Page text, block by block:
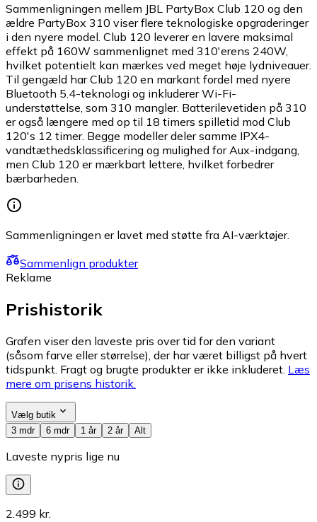
Sammenligningen mellem JBL PartyBox Club 120 og den
ældre PartyBox 310 viser flere teknologiske opgraderinger
i den nyere model. Club 120 leverer en lavere maksimal
effekt på 160W sammenlignet med 310'erens 240W,
hvilket potentielt kan mærkes ved meget høje lydniveauer.
Til gengæld har Club 120 en markant fordel med nyere
Bluetooth 5.4-teknologi og inkluderer Wi-Fi-
understøttelse, som 310 mangler. Batterilevetiden på 310
er også længere med op til 18 timers spilletid mod Club
120's 12 timer. Begge modeller deler samme IPX4-
vandtæthedsklassificering og mulighed for Aux-indgang,
men Club 120 er mærkbart lettere, hvilket forbedrer
bærbarheden.
Sammenligningen er lavet med støtte fra AI-værktøjer.
Sammenlign produkter
Reklame
Prishistorik
Grafen viser den laveste pris over tid for den variant
(såsom farve eller størrelse), der har været billigst på hvert
tidspunkt. Fragt og brugte produkter er ikke inkluderet. Læs
mere om prisens historik.
Vælg butik
3 mdr
6 mdr 1 år 2 år Alt
Laveste nypris lige nu
2.499 kr.